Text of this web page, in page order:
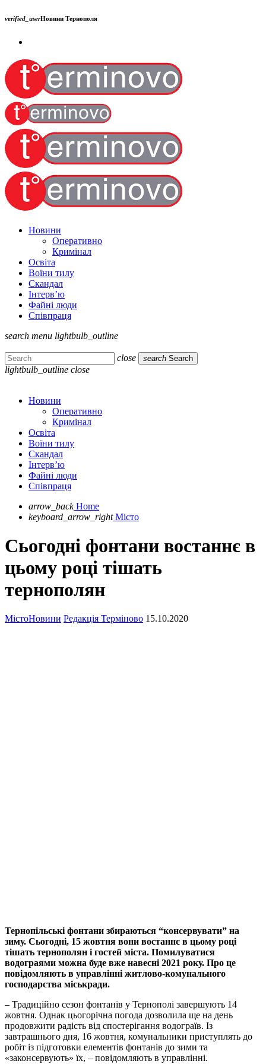
verified_userНовини Тернополя
Новини
Оперативно
Кримінал
Освіта
Воїни тилу
Скандал
Інтерв’ю
Файні люди
Співпраця
search menu lightbulb_outline
close search Search
lightbulb_outline close
Новини
Оперативно
Кримінал
Освіта
Воїни тилу
Скандал
Інтерв’ю
Файні люди
Співпраця
arrow_back Home
keyboard_arrow_right Місто
Сьогодні фонтани востаннє в
цьому році тішать
тернополян
МістоНовини Редакція Терміново 15.10.2020
Тернопільські фонтани збираються “консервувати” на
зиму. Сьогодні, 15 жовтня вони востаннє в цьому році
тішать тернополян і гостей міста. Помилуватися
водограями можна буде вже навесні 2021 року. Про це
повідомляють в управлінні житлово-комунального
господарства міськради.
– Традиційно сезон фонтанів у Тернополі завершують 14
жовтня. Однак цьогорічна погода дозволила ще на день
продовжити радість від спостерігання водограїв. Із
завтрашнього дня, 16 жовтня, комунальники приступлять до
робіт із підготовки елементів фонтанів до зими та
«законсервують» їх, – повідомляють в управлінні.